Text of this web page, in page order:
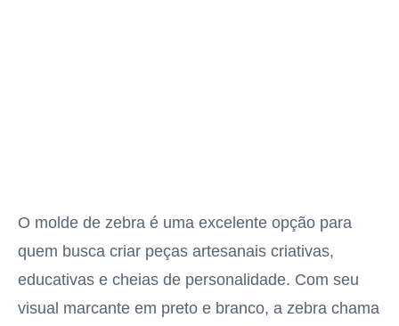
O molde de zebra é uma excelente opção para
quem busca criar peças artesanais criativas,
educativas e cheias de personalidade. Com seu
visual marcante em preto e branco, a zebra chama